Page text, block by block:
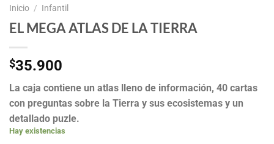
Inicio / Infantil
EL MEGA ATLAS DE LA TIERRA
$35.900
La caja contiene un atlas lleno de información, 40 cartas
con preguntas sobre la Tierra y sus ecosistemas y un
detallado puzle.
Hay existencias